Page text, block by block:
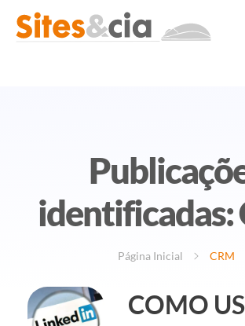
Página Inicial CRM
identificadas:
COMO